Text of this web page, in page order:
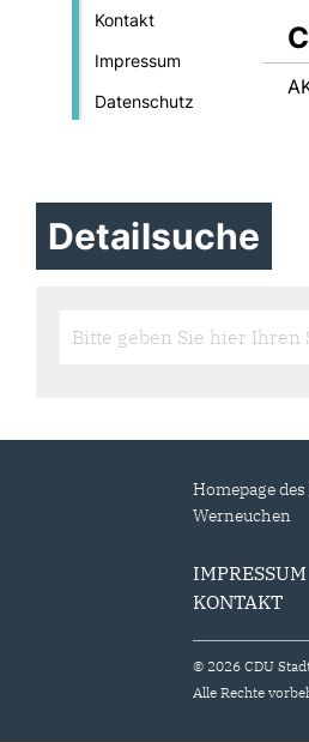
Kontakt
Impressum
Datenschutz
Detailsuche
Homepage
Werneuchen
IMPRESSUM
KONTAKT
© 2026 CDU
Alle Rechte